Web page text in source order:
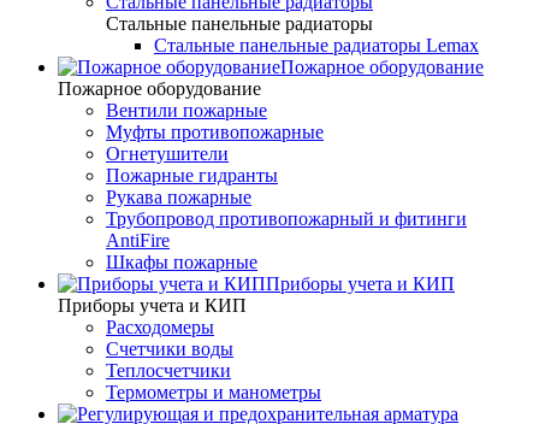
Стальные панельные радиаторы
Стальные панельные радиаторы Lemax
Пожарное оборудование
Пожарное оборудование
Вентили пожарные
Муфты противопожарные
Огнетушители
Пожарные гидранты
Рукава пожарные
Трубопровод противопожарный и фитинги
AntiFire
Шкафы пожарные
Приборы учета и КИП
Приборы учета и КИП
Расходомеры
Счетчики воды
Теплосчетчики
Термометры и манометры